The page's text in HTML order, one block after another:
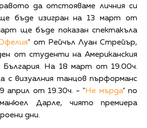
да отстояваме личния си
бъде изигран на 13 март от
ще бъде показан спектакъла
" от Рейчъл Луан Стрейър,
от студенти на Американския
България. На 18 март от 19.00ч.
с визуалния танцов пърформанс
април от 19.30ч. - " Не мърда" по
Дарле, чиято премиера
дни.